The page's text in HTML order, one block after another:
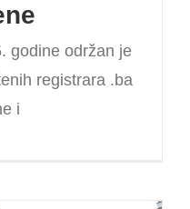
godine održan je
registrara .ba
i